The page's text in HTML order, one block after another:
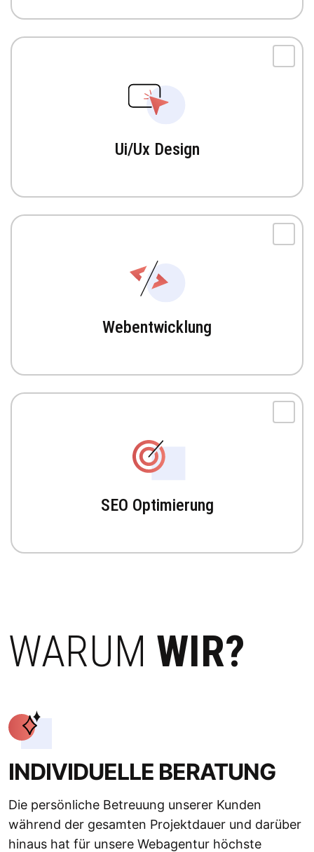
Ui/Ux Design
Webentwicklung
SEO Optimierung
WARUM WIR?
INDIVIDUELLE BERATUNG
Die persönliche Betreuung unserer Kunden
während der gesamten Projektdauer und darüber
hinaus hat für unsere Webagentur höchste